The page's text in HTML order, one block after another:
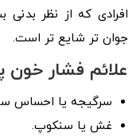
افرادی که از نظر بدنی
جوان تر شایع تر است.
علائم فشار خون
سرگیجه یا احساس
غش یا سنکوپ.